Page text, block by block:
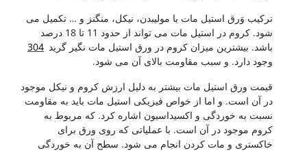
ترکیب وَرق استیل مات با مولیبدن، نیکل، منگنز و … تکمیل می
شود. کروم در استیل مات می تواند از حدود 11 تا 18 درصد
باشد. بیشترین میزان کروم در ورق استیل مات نگیر گرید 304
وجود دارد. و سبب مقاومت بالای آن می شود.
قیمت ورق استیل مات بیشتر به دلیل ارزش کروم و نیکل موجود
در آن است. و اما از خواص فیزیکی استیل مات باید به مقاومت
نسبت به خوردگی و اکسیداسیون اشاره کرد. که مربوط به
کروم موجود در آن است. با عملیاتی که روی ورق برای
خاکستری و مات کردن انجام می شود. سطح آن به خوردگی